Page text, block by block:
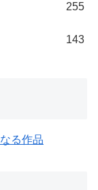
255
143
る作品